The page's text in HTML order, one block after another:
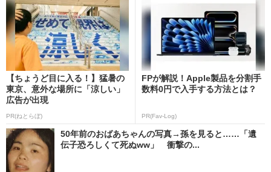
【ちょうど目に入る！】猛暑の
東京、意外な場所に「涼しい」
広告が出現
PR(ねとらぼ)
FPが解説！Apple製品を分割手
数料0円で入手する方法とは？
PR(Fav-Log)
50年前のおばあちゃんの写真→孫を見ると……「遺
伝子恐ろしくて死ぬww」 衝撃の...